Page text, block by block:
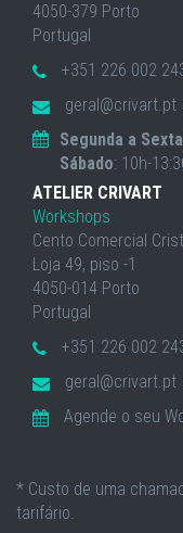
4050-379 Porto
Portugal
+351 226 002
geral@crivart.pt
Segunda a Sexta
Sábado: 10h-
ATELIER CRIVART
Workshops
Cento Comercial
Loja 49, piso -1
4050-014 Porto
Portugal
+351 226 002
geral@crivart.pt
Agende o seu
* Custo de uma
tarifário.